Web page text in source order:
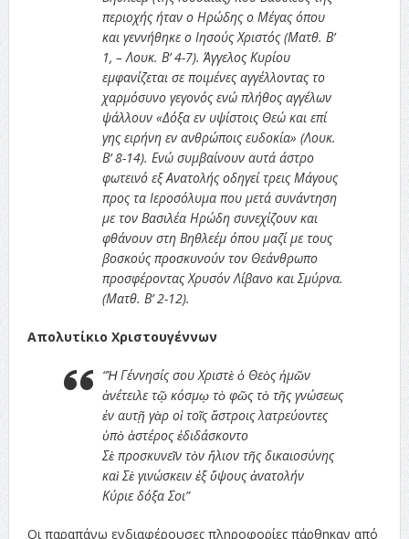
περιοχής ήταν ο Ηρώδης ο Μέγας όπου
και γεννήθηκε ο Ιησούς Χριστός (Ματθ. Β’
1, – Λουκ. Β’ 4-7). Άγγελος Κυρίου
εμφανίζεται σε ποιμένες αγγέλλοντας το
χαρμόσυνο γεγονός ενώ πλήθος αγγέλων
ψάλλουν «Δόξα εν υψίστοις Θεώ και επί
γης ειρήνη εν ανθρώποις ευδοκία» (Λουκ.
Β’ 8-14). Ενώ συμβαίνουν αυτά άστρο
φωτεινό εξ Ανατολής οδηγεί τρεις Μάγους
προς τα Ιεροσόλυμα που μετά συνάντηση
με τον Βασιλέα Ηρώδη συνεχίζουν και
φθάνουν στη Βηθλεέμ όπου μαζί με τους
βοσκούς προσκυνούν τον Θεάνθρωπο
προσφέροντας Χρυσόν Λίβανο και Σμύρνα.
(Ματθ. Β’ 2-12).
Απολυτίκιο Χριστουγέννων
“Ἡ Γέννησίς σου Χριστὲ ὁ Θεὸς ἡμῶν
ἀνέτειλε τῷ κόσμῳ τὸ φῶς τὸ τῆς γνώσεως
ἐν αυτῇ γὰρ οἱ τοῖς ἄστροις λατρεύοντες
ὑπὸ ἀστέρος ἐδιδάσκοντο
Σὲ προσκυνεῖν τὸν ἥλιον τῆς δικαιοσύνης
καὶ Σὲ γινώσκειν ἐξ ὕψους ἀνατολήν
Κύριε δόξα Σοι”
Οι παραπάνω ενδιαφέρουσες πληροφορίες πάρθηκαν από